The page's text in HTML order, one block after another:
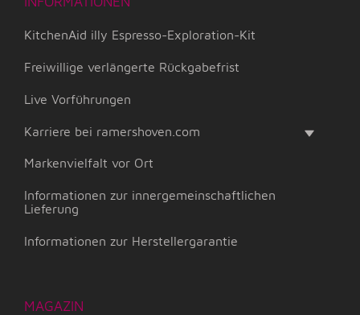
KitchenAid illy Espresso-Exploration-Kit
Freiwillige verlängerte Rückgabefrist
Live Vorführungen
Karriere bei ramershoven.com
Markenvielfalt vor Ort
Informationen zur innergemeinschaftlichen
Lieferung
Informationen zur Herstellergarantie
MAGAZIN